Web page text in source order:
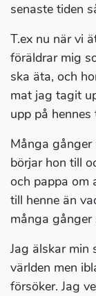
senaste tiden
T.ex nu när vi
föräldrar mig
ska äta, och
mat jag tagit
upp på hennes
Många
börjar hon till
och pappa om
till henne än
många
Jag älskar min
världen men
försöker. Jag